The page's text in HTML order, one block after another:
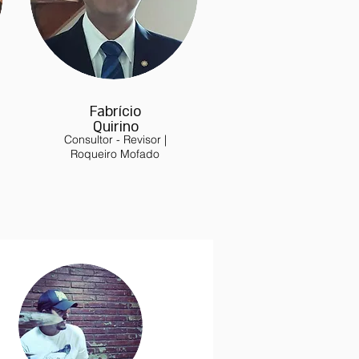
Fabrício
Quirino
Consultor - Revisor |
Roqueiro Mofado